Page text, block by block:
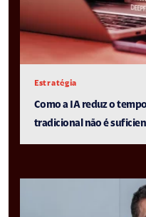
Estratégia
Como a IA reduz o
tradicional não é